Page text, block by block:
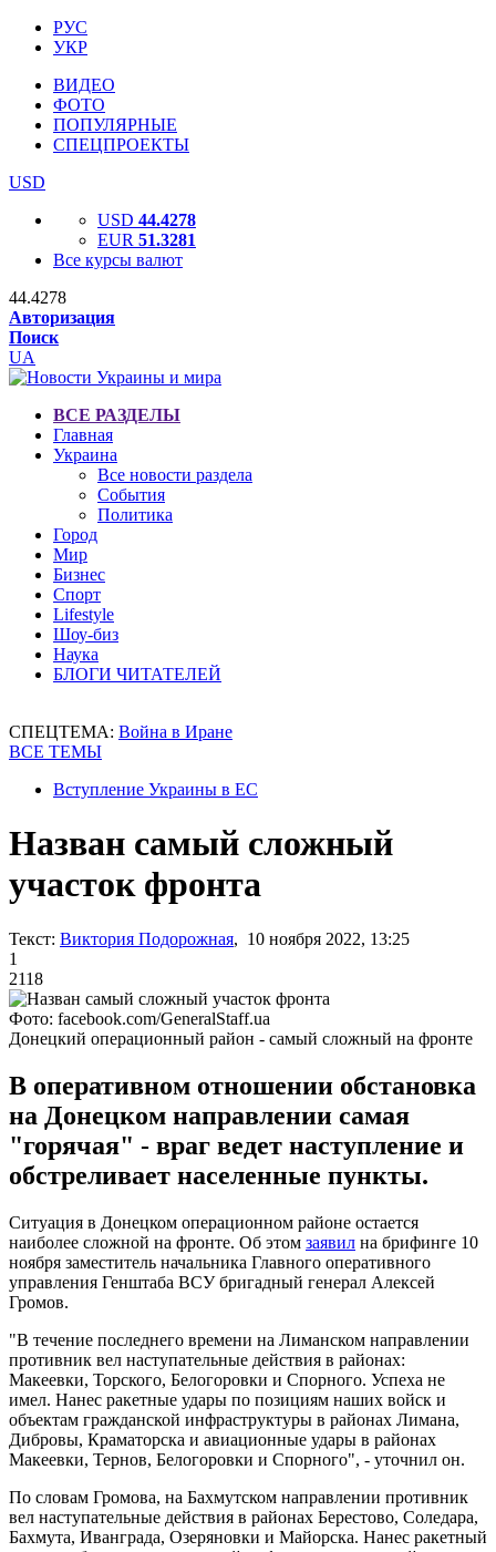
РУС
УКР
ВИДЕО
ФОТО
ПОПУЛЯРНЫЕ
СПЕЦПРОЕКТЫ
USD
USD 44.4278
EUR 51.3281
Все курсы валют
44.4278
Авторизация
Поиск
UA
ВСЕ РАЗДЕЛЫ
Главная
Украина
Все новости раздела
События
Политика
Город
Мир
Бизнес
Спорт
Lifestyle
Шоу-биз
Наука
БЛОГИ ЧИТАТЕЛЕЙ
СПЕЦТЕМА: Война в Иране
ВСЕ ТЕМЫ
Вступление Украины в ЕС
Назван самый сложный
участок фронта
Текст: Виктория Подорожная, 10 ноября 2022, 13:25
1
2118
Фото: facebook.com/GeneralStaff.ua
Донецкий операционный район - самый сложный на фронте
В оперативном отношении обстановка
на Донецком направлении самая
"горячая" - враг ведет наступление и
обстреливает населенные пункты.
Ситуация в Донецком операционном районе остается
наиболее сложной на фронте. Об этом заявил на брифинге 10
ноября заместитель начальника Главного оперативного
управления Генштаба ВСУ бригадный генерал Алексей
Громов.
"В течение последнего времени на Лиманском направлении
противник вел наступательные действия в районах:
Макеевки, Торского, Белогоровки и Спорного. Успеха не
имел. Нанес ракетные удары по позициям наших войск и
объектам гражданской инфраструктуры в районах Лимана,
Дибровы, Краматорска и авиационные удары в районах
Макеевки, Тернов, Белогоровки и Спорного", - уточнил он.
По словам Громова, на Бахмутском направлении противник
вел наступательные действия в районах Берестово, Соледара,
Бахмута, Иванграда, Озеряновки и Майорска. Нанес ракетный